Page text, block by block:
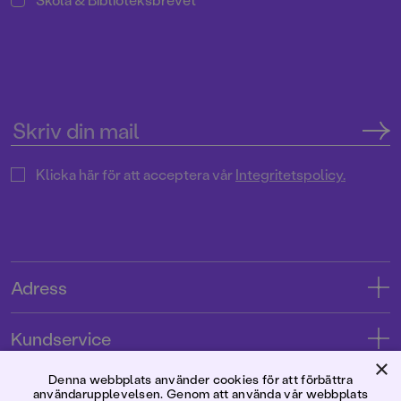
Klicka här för att acceptera vårIntegritetspolicy.
Adress
Tryckerigatan 4
Kundservice
Kontakta oss
Förlaget
×
Denna webbplats använder cookies för att förbättra
användarupplevelsen. Genom att använda vår webbplats